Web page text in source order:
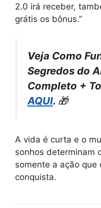
2.0 irá receber,
grátis os bônus.”
Veja Como
Segredos do
Completo +
AQUI. 🎁
A vida é curta e o
sonhos determinam
somente a ação que
conquista.